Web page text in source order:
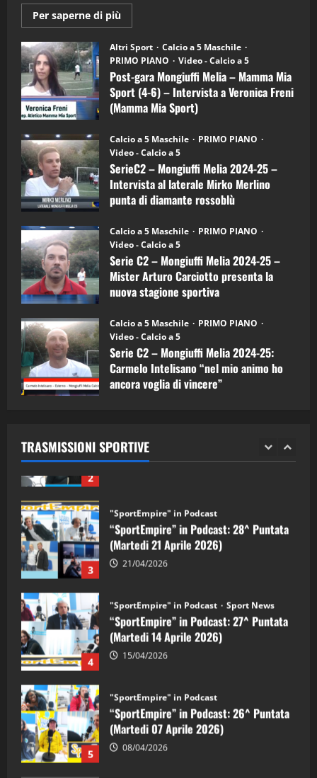
Per saperne di più
informazioni
Post-
gara
Mongiuffi
Melia
–
Mamma
Mia
Sport
6)
–
Intervista
a
mister
Arturo
Carciotto
(Mongiuffi
Altri Sport
Calcio a 5 Maschile
PRIMO PIANO
Video - Calcio a 5
Post-gara Mongiuffi Melia – Mamma Mia
Sport (4-6) – Intervista a Veronica Freni
(Mamma Mia Sport)
Calcio a 5 Maschile
PRIMO PIANO
Video - Calcio a 5
SerieC2 – Mongiuffi Melia 2024-25 –
Intervista al laterale Mirko Merlino
punta di diamante rossoblù
Calcio a 5 Maschile
PRIMO PIANO
Video - Calcio a 5
Serie C2 – Mongiuffi Melia 2024-25 –
Mister Arturo Carciotto presenta la
nuova stagione sportiva
Calcio a 5 Maschile
PRIMO PIANO
Video - Calcio a 5
Serie C2 – Mongiuffi Melia 2024-25:
Carmelo Intelisano “nel mio animo ho
ancora voglia di vincere”
TRASMISSIONI SPORTIVE
3
"SportEmpire" in Podcast
“SportEmpire” in Podcast: 28^ Puntata
(Martedi 21 Aprile 2026)
21/04/2026
4
“SportEmpire” in Podcast: 27^ Puntata
(Martedi 14 Aprile 2026)
15/04/2026
5
“SportEmpire” in Podcast: 26^ Puntata
(Martedi 07 Aprile 2026)
08/04/2026
1
“SportEmpire” in Podcast: 30^ Puntata
(Martedi 05 Maggio 2026)
08/05/2026
2 28/04/2026
3
(Martedi 21 Aprile 2026)
21/04/2026
4
(Martedi 14 Aprile 2026)
15/04/2026
5
(Martedi 07 Aprile 2026)
08/04/2026